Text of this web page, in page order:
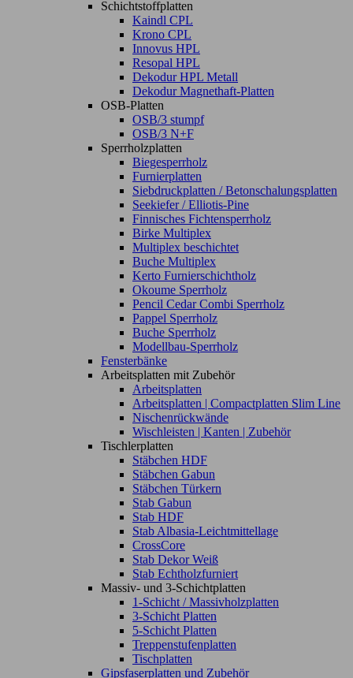
Schichtstoffplatten
Kaindl CPL
Krono CPL
Innovus HPL
Resopal HPL
Dekodur HPL Metall
Dekodur Magnethaft-Platten
OSB-Platten
OSB/3 stumpf
OSB/3 N+F
Sperrholzplatten
Biegesperrholz
Furnierplatten
Siebdruckplatten / Betonschalungsplatten
Seekiefer / Elliotis-Pine
Finnisches Fichtensperrholz
Birke Multiplex
Multiplex beschichtet
Buche Multiplex
Kerto Furnierschichtholz
Okoume Sperrholz
Pencil Cedar Combi Sperrholz
Pappel Sperrholz
Buche Sperrholz
Modellbau-Sperrholz
Fensterbänke
Arbeitsplatten mit Zubehör
Arbeitsplatten
Arbeitsplatten | Compactplatten Slim Line
Nischenrückwände
Wischleisten | Kanten | Zubehör
Tischlerplatten
Stäbchen HDF
Stäbchen Gabun
Stäbchen Türkern
Stab Gabun
Stab HDF
Stab Albasia-Leichtmittellage
CrossCore
Stab Dekor Weiß
Stab Echtholzfurniert
Massiv- und 3-Schichtplatten
1-Schicht / Massivholzplatten
3-Schicht Platten
5-Schicht Platten
Treppenstufenplatten
Tischplatten
Gipsfaserplatten und Zubehör